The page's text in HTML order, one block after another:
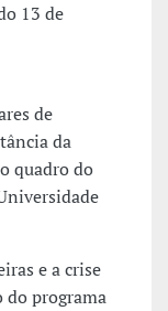
13 de
de
da
quadro do
e a crise
do programa